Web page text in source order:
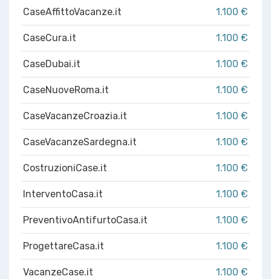
CaseAffittoVacanze.it 1.100 €
CaseCura.it 1.100 €
CaseDubai.it 1.100 €
CaseNuoveRoma.it 1.100 €
CaseVacanzeCroazia.it 1.100 €
CaseVacanzeSardegna.it 1.100 €
CostruzioniCase.it 1.100 €
InterventoCasa.it 1.100 €
PreventivoAntifurtoCasa.it 1.100 €
ProgettareCasa.it 1.100 €
VacanzeCase.it 1.100 €